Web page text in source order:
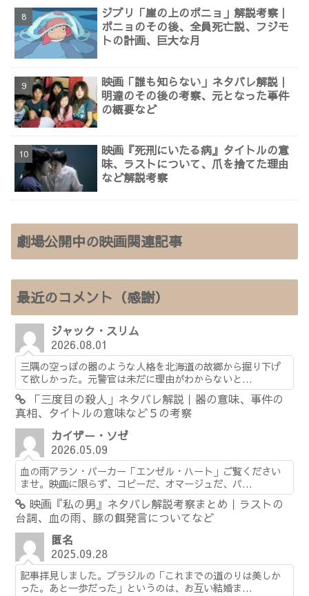
ジブリ「崖の上のポニョ」解説考察｜
ポニョのその後、全員死亡説、フジモ
トの計画、巨大な月
映画「誰も知らない」ネタバレ解説｜
明達のその後の考察、元となった事件
の概要など
映画『死刑にいたる病』タイトルの意
味、ラストについて、爪を捨てた理由
など解説考察
劇場公開中の映画関連記事
最近のコメント（感謝）
ジャック・スリム
2026.08.01
三隅の空っぽの器のような人格を北海道の故郷から掘り下げ
て欲しかった。元警官は未だに理由がわからないと...
「三度目の殺人」ネタバレ解説｜器の意味、事件の
真相、タイトルの意味など５の考察
カイザー・ソゼ
2026.05.09
血の雨アラン・パーカー「エンゼル・ハート」ご覧ください
ませ。映画に限らず、コピーだ、オマージュだ、パ...
映画『私の男』ネタバレ解説考察まとめ｜ラストの
台詞、血の雨、豚の餌発言についてなど
匿名
2025.09.28
記事拝見しました。ブラジルの「これまでの道のりは美しか
った。あと一歩だった」というのは、お互い結婚ま...